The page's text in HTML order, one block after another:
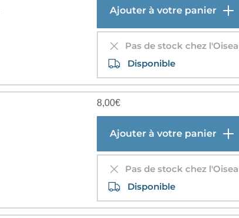
Ajouter à votre panier
Pas de stock chez
Disponible
8,00€
Ajouter à votre panier
Pas de stock chez
Disponible